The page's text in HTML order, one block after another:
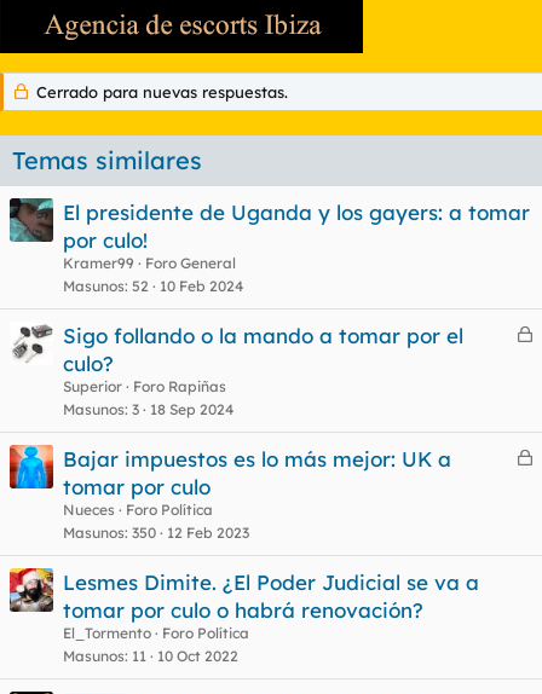
Cerrado para nuevas respuestas.
Temas similares
El presidente de Uganda y los gayers: a tomar
por culo!
Kramer99
Foro General
Masunos 52 10 Feb 2024
C
a
d
Sigo follando o la mando a tomar por el
culo?
Superior
Foro Rapiñas
Masunos 3 18 Sep 2024
C
a
Bajar impuestos es lo más mejor: UK a
tomar por culo
Nueces
Foro Política
Masunos 350 12 Feb 2023
Lesmes Dimite. ¿El Poder Judicial se va a
tomar por culo o habrá renovación?
El_Tormento
Foro Política
Masunos 11 10 Oct 2022